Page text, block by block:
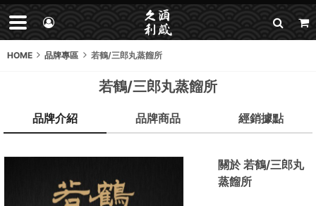
HOME 品牌專區 若鶴/三郎丸蒸餾所
若鶴/三郎丸蒸餾所
品牌介紹 品牌商品 經銷據點
關於 若鶴/三郎丸
蒸餾所